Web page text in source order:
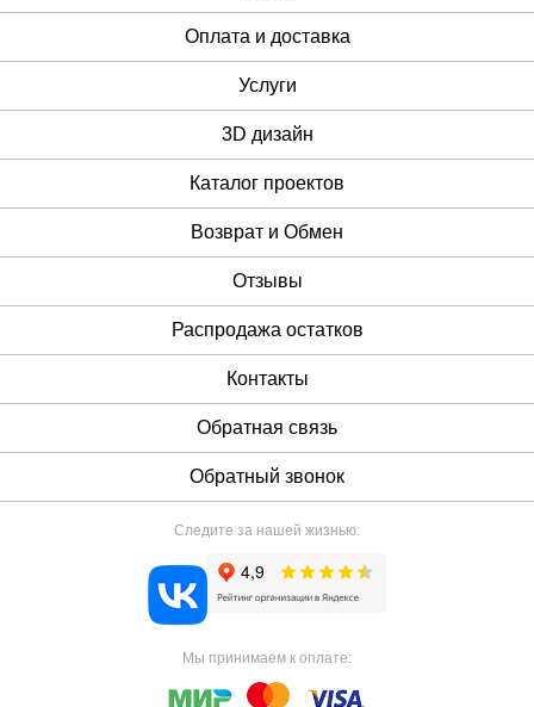
Оплата и доставка
Услуги
3D дизайн
Каталог проектов
Возврат и Обмен
Отзывы
Распродажа остатков
Контакты
Обратная связь
Обратный звонок
Следите за нашей жизнью:
Мы принимаем к оплате: